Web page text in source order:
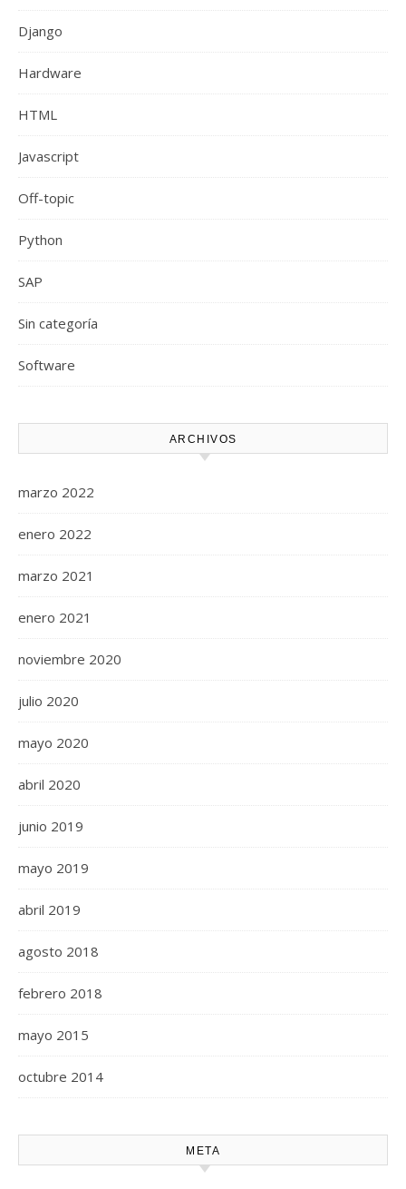
Django
Hardware
HTML
Javascript
Off-topic
Python
SAP
Sin categoría
Software
ARCHIVOS
marzo 2022
enero 2022
marzo 2021
enero 2021
noviembre 2020
julio 2020
mayo 2020
abril 2020
junio 2019
mayo 2019
abril 2019
agosto 2018
febrero 2018
mayo 2015
octubre 2014
META